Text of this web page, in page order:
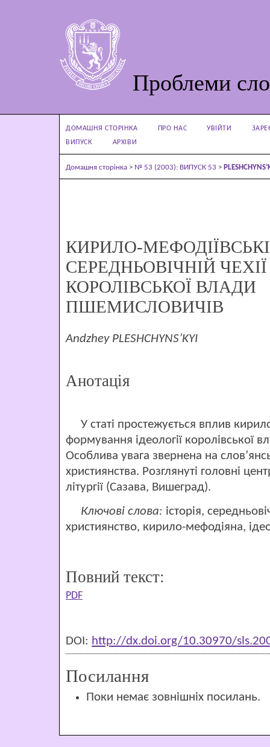
Проблеми
ДОМАШНЯ СТОРІНКА ПРО НАС УВІЙТИ
ВИПУСК
АРХІВИ
Домашня сторінка > № 53 (2003): ВИПУСК 53 >
КИРИЛО-
СЕРЕДНЬОВІЧНІЙ
КОРОЛІВСЬКОЇ ВЛАДИ
ПШЕМИСЛОВИЧІВ
Andzhey PLESHCHYNS’KYI
Анотація
У статі простежується вплив
формування ідеології королівської
Особлива увага звернена на
християнства. Розглянуті головні
літургії (Сазава, Вишеград).
Ключові слова: історія,
християнство, кирило-мефодіяна,
Повний текст:
PDF
DOI: http://dx.doi.org/10.30970/
Посилання
Поки немає зовнішніх посилань.